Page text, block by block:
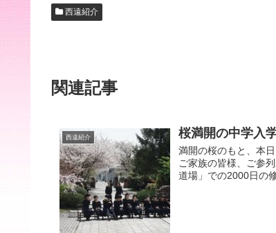
西遠紹介
関連記事
西遠紹介 桜満開の中学入
満開の桜のもと、本
ご家族の皆様、ご参
道場」での2000日の